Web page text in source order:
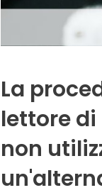
La
lettore
non